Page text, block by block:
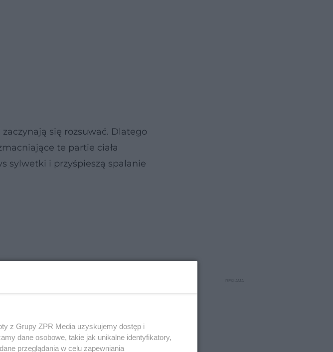
się rozsuwać. Dlatego
te partie ciała
sylwetki i przyśpieszą spalanie
z Grupy ZPR Media uzyskujemy dostęp i
dane osobowe, takie jak unikalne identyfikatory,
przeglądania w celu zapewniania